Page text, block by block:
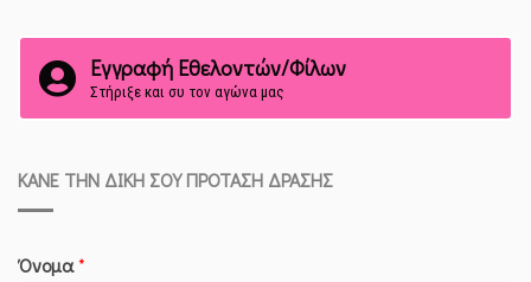
Εγγραφή Εθελοντών/Φίλων
Στήριξε και συ τον αγώνα μας
ΚΆΝΕ ΤΗΝ ΔΙΚΉ ΣΟΥ ΠΡΌΤΑΣΗ ΔΡΆΣΗΣ
Όνομα*